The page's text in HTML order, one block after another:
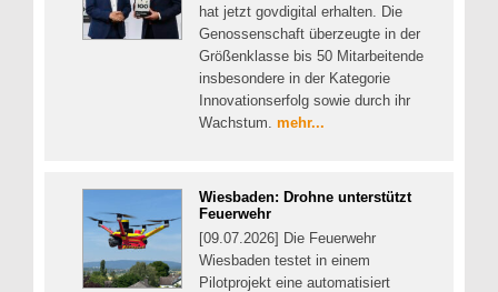
hat jetzt govdigital erhalten. Die
Genossenschaft überzeugte in der
Größenklasse bis 50 Mitarbeitende
insbesondere in der Kategorie
Innovationserfolg sowie durch ihr
Wachstum. mehr...
Wiesbaden: Drohne unterstützt
Feuerwehr
[09.07.2026] Die Feuerwehr
Wiesbaden testet in einem
Pilotprojekt eine automatisiert